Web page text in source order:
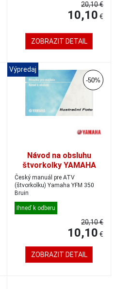
20,10 €
10,10 €
ZOBRAZIT DETAIL
Výpredaj
-50%
Návod na obsluhu
štvorkolky YAMAHA
YFM 350, český
Český manuál pre ATV
(štvorkolku) Yamaha YFM 350
Bruin
Ihneď k odberu
20,10 €
10,10 €
ZOBRAZIT DETAIL